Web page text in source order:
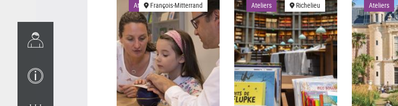
AteliersFrançois-Mitterrand Ateliers Richelieu Ateliers